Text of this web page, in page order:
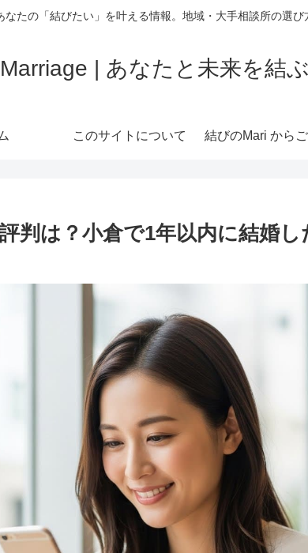
なたの「結びたい」を叶える情報。地域・大手相談所の選び
| あなたと未来を結
このサイトについて 結びのMari から
判は？小倉で1年以内に結婚し